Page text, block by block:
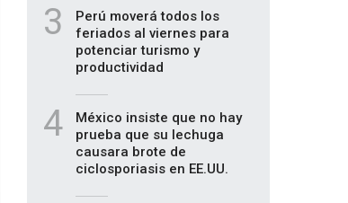
3
Perú moverá todos los
feriados al viernes para
potenciar turismo y
productividad
4
México insiste que no hay
prueba que su lechuga
causara brote de
ciclosporiasis en EE.UU.